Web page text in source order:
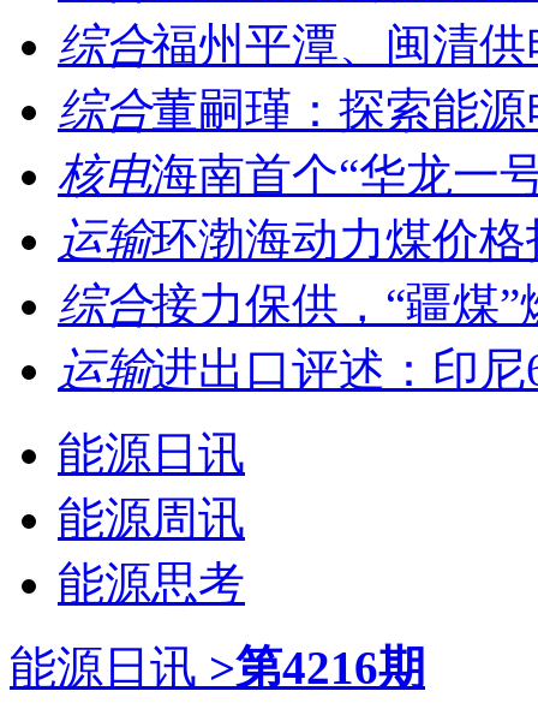
综合福州平潭、闽清
综合董嗣瑾：探索能
核电海南首个“华龙一
运输环渤海动力煤价格
综合接力保供，“疆煤
运输进出口评述：印
能源日讯
能源周讯
能源思考
能源日讯 >第4216期